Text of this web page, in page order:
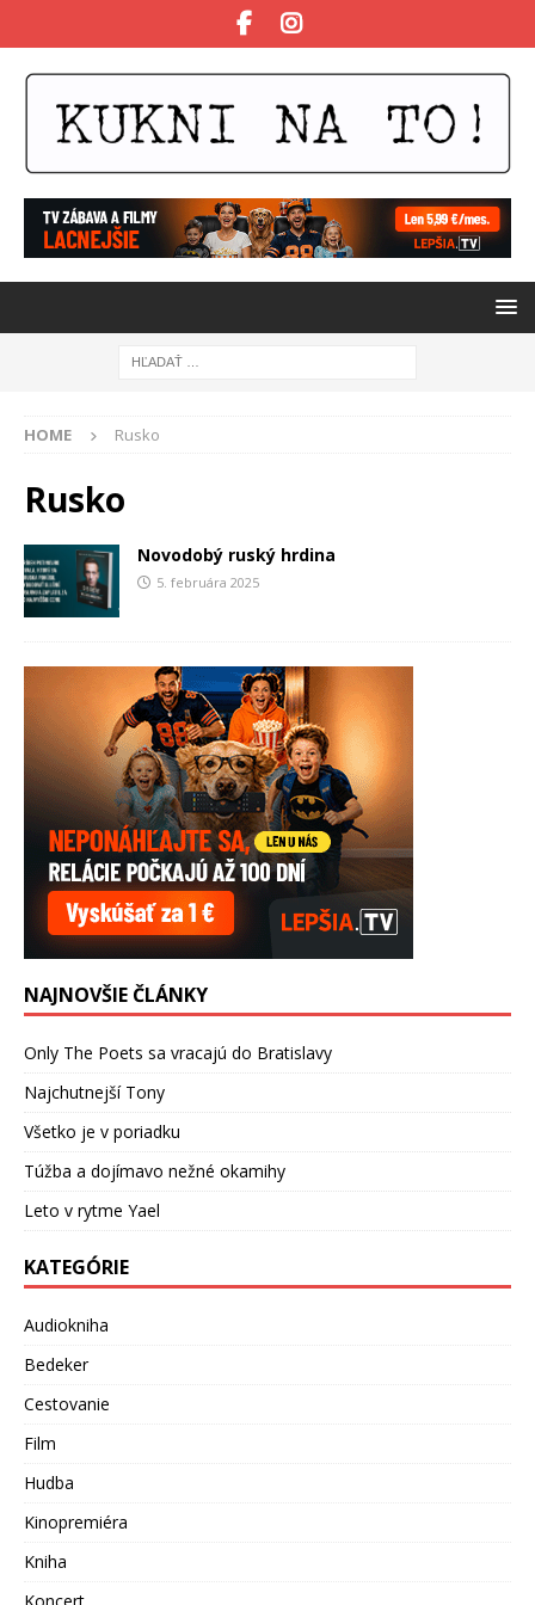
HOME Rusko
Rusko
Novodobý ruský hrdina
5. februára 2025
NAJNOVŠIE ČLÁNKY
Only The Poets sa vracajú do Bratislavy
Najchutnejší Tony
Všetko je v poriadku
Túžba a dojímavo nežné okamihy
Leto v rytme Yael
KATEGÓRIE
Audiokniha
Bedeker
Cestovanie
Film
Hudba
Kinopremiéra
Kniha
Koncert